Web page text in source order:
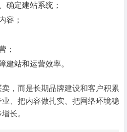
确定建站系统；
容；
；
建站和运营效率。
，而是长期品牌建设和客户积累
、把内容做扎实、把网络环境稳
长。